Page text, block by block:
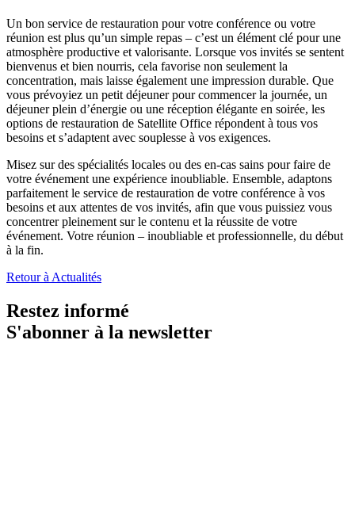
Un bon service de restauration pour votre conférence ou votre
réunion est plus qu’un simple repas – c’est un élément clé pour une
atmosphère productive et valorisante. Lorsque vos invités se sentent
bienvenus et bien nourris, cela favorise non seulement la
concentration, mais laisse également une impression durable. Que
vous prévoyiez un petit déjeuner pour commencer la journée, un
déjeuner plein d’énergie ou une réception élégante en soirée, les
options de restauration de Satellite Office répondent à tous vos
besoins et s’adaptent avec souplesse à vos exigences.
Misez sur des spécialités locales ou des en-cas sains pour faire de
votre événement une expérience inoubliable. Ensemble, adaptons
parfaitement le service de restauration de votre conférence à vos
besoins et aux attentes de vos invités, afin que vous puissiez vous
concentrer pleinement sur le contenu et la réussite de votre
événement. Votre réunion – inoubliable et professionnelle, du début
à la fin.
Retour à Actualités
Restez informé
S'abonner à la newsletter